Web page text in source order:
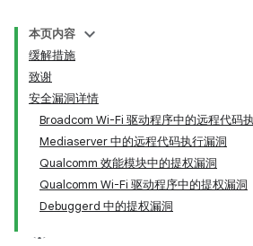
本页内容
缓解措施
致谢
安全漏洞详情
Broadcom Wi-Fi 驱动程序中的远程代码
Mediaserver 中的远程代码执行漏洞
Qualcomm 效能模块中的提权漏洞
Qualcomm Wi-Fi 驱动程序中的提权漏洞
Debuggerd 中的提权漏洞